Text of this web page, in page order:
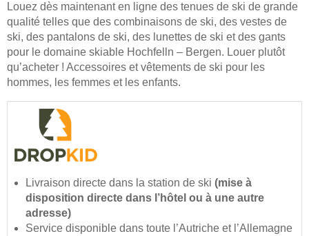
Louez dès maintenant en ligne des tenues de ski de grande
qualité telles que des combinaisons de ski, des vestes de
ski, des pantalons de ski, des lunettes de ski et des gants
pour le domaine skiable Hochfelln – Bergen. Louer plutôt
qu’acheter ! Accessoires et vêtements de ski pour les
hommes, les femmes et les enfants.
Livraison directe dans la station de ski (mise à
disposition directe dans l’hôtel ou à une autre
adresse)
Service disponible dans toute l’Autriche et l’Allemagne